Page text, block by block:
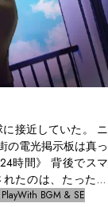
接近していた。 ニ
の電光掲示板は真っ
たのは、たった一
With BGM & SE